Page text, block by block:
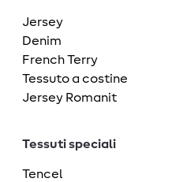
Jersey
Denim
French Terry
Tessuto a costine
Jersey Romanit
Tessuti speciali
Tencel